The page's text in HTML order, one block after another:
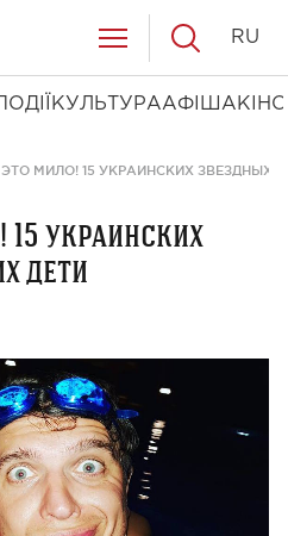
КУЛЬТУРААФІША КІНО
RU
МИЛО! 15 УКРАИНСКИХ ЗВЕЗДНЫХ
украинских
дети